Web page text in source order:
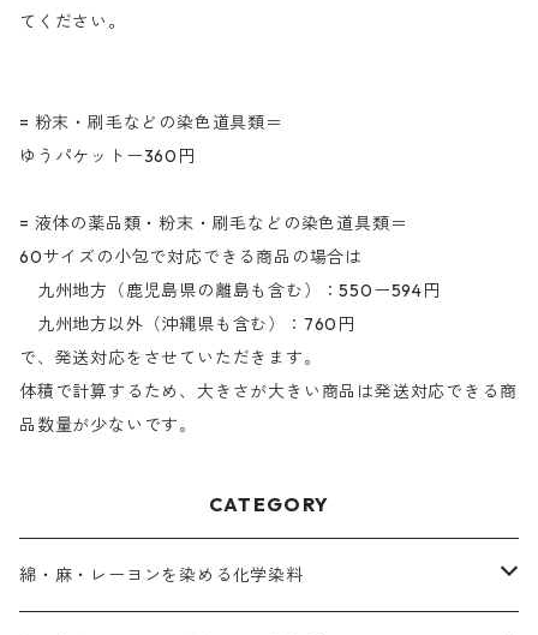
てください。
= 粉末・刷毛などの染色道具類＝
ゆうパケットー360円
= 液体の薬品類・粉末・刷毛などの染色道具類＝
60サイズの小包で対応できる商品の場合は
九州地方（鹿児島県の離島も含む）：550ー594円
九州地方以外（沖縄県も含む）：760円
で、発送対応をさせていただきます。
体積で計算するため、大きさが大きい商品は発送対応できる商
品数量が少ないです。
CATEGORY
綿・麻・レーヨンを染める化学染料